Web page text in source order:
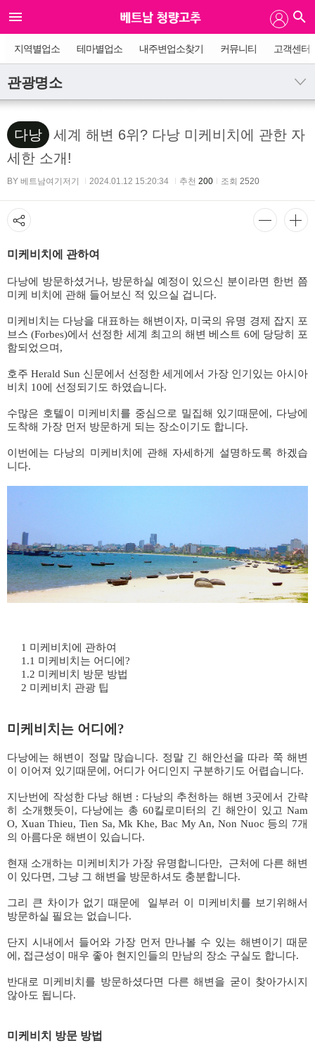
지역별업소 테마별업소 내주변업소찾기 커뮤니티 고객센터
관광명소
다낭
세계 해변 6위? 다낭 미케비치에 관한 자
세한 소개!
BY 베트남여기저기 2024.01.12 15:20:34 추천 200 조회 2520
미케비치에 관하여
다낭에 방문하셨거나, 방문하실 예정이 있으신 분이라면 한번 쯤
미케 비치에 관해 들어보신 적 있으실 겁니다.
미케비치는 다낭을 대표하는 해변이자, 미국의 유명 경제 잡지 포
브스 (Forbes)에서 선정한 세계 최고의 해변 베스트 6에 당당히 포
함되었으며,
호주 Herald Sun 신문에서 선정한 세게에서 가장 인기있는 아시아
비치 10에 선정되기도 하였습니다.
수많은 호텔이 미케비치를 중심으로 밀집해 있기때문에, 다낭에
도착해 가장 먼저 방문하게 되는 장소이기도 합니다.
이번에는 다낭의 미케비치에 관해 자세하게 설명하도록 하겠습
니다.
1 미케비치에 관하여
1.1 미케비치는 어디에?
1.2 미케비치 방문 방법
2 미케비치 관광 팁
미케비치는 어디에?
다낭에는 해변이 정말 많습니다. 정말 긴 해안선을 따라 쭉 해변
이 이어져 있기때문에, 어디가 어디인지 구분하기도 어렵습니다.
지난번에 작성한 다낭 해변 : 다낭의 추천하는 해변 3곳에서 간략
히 소개했듯이, 다낭에는 총 60킬로미터의 긴 해안이 있고 Nam
O, Xuan Thieu, Tien Sa, Mk Khe, Bac My An, Non Nuoc 등의 7개
의 아름다운 해변이 있습니다.
현재 소개하는 미케비치가 가장 유명합니다만, 근처에 다른 해변
이 있다면, 그냥 그 해변을 방문하셔도 충분합니다.
그리 큰 차이가 없기 때문에 일부러 이 미케비치를 보기위해서
방문하실 필요는 없습니다.
단지 시내에서 들어와 가장 먼저 만나볼 수 있는 해변이기 때문
에, 접근성이 매우 좋아 현지인들의 만남의 장소 구실도 합니다.
반대로 미케비치를 방문하셨다면 다른 해변을 굳이 찾아가시지
않아도 됩니다.
미케비치 방문 방법